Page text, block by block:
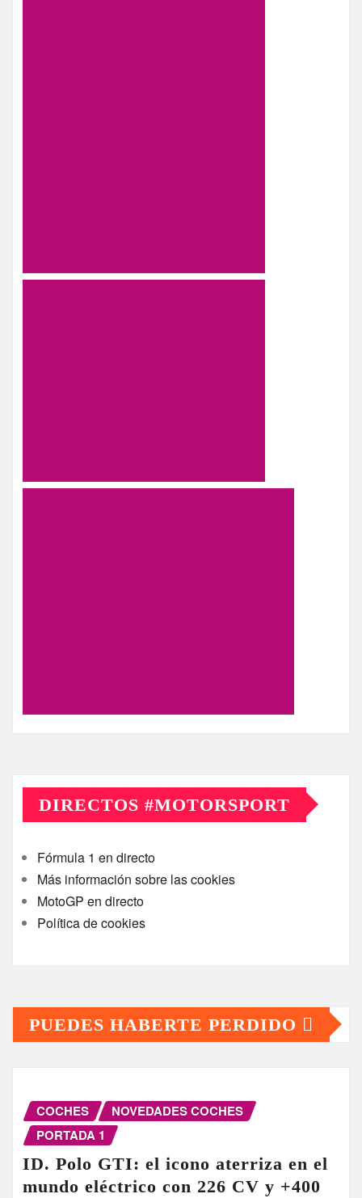
DIRECTOS #MOTORSPORT
Fórmula 1 en directo
Más información sobre las cookies
MotoGP en directo
Política de cookies
PUEDES HABERTE PERDIDO
COCHES
NOVEDADES COCHES
PORTADA 1
ID. Polo GTI: el icono aterriza en el
mundo eléctrico con 226 CV y +400